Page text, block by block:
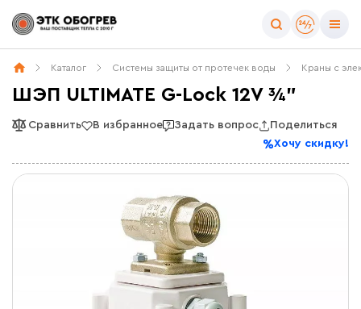
Каталог Системы защиты от протечек воды Краны с
ШЭП ULTIMATE G-Lock 12V ¾”
Сравнить В избранное Задать вопрос
Поделиться
Хочу скидку!